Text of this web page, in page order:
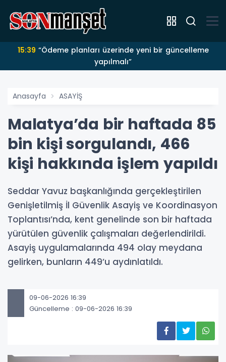
15:39
yapılmalı”
Anasayfa ASAYİŞ
Malatya’da bir haftada 85
bin kişi sorgulandı, 466
kişi hakkında işlem yapıldı
Seddar Yavuz başkanlığında gerçekleştirilen
Genişletilmiş İl Güvenlik Asayiş ve Koordinasyon
Toplantısı’nda, kent genelinde son bir haftada
yürütülen güvenlik çalışmaları değerlendirildi.
Asayiş uygulamalarında 494 olay meydana
gelirken, bunların 449’u aydınlatıldı.
09-06-2026 16:39
Güncelleme : 09-06-2026 16:39